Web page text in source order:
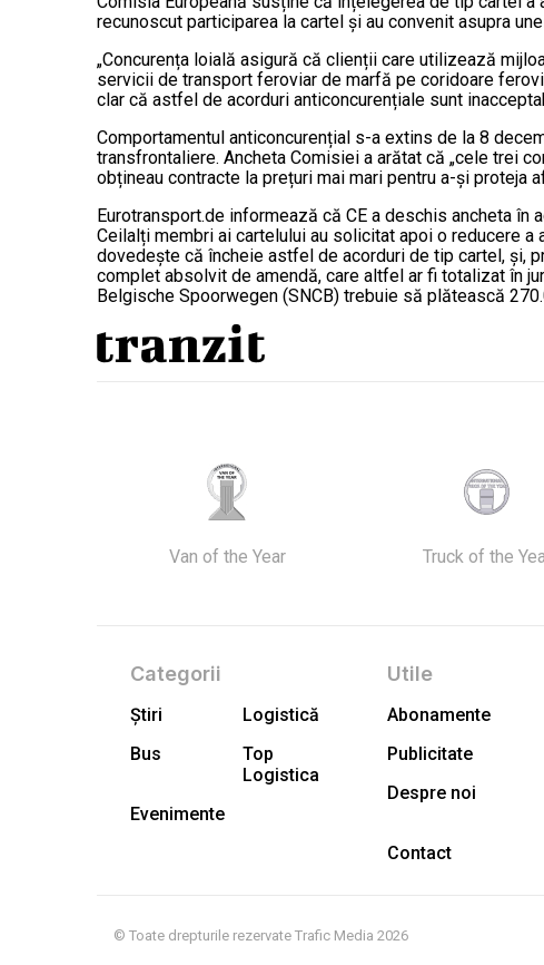
recunoscut participarea la cartel și au convenit asupra
„Concurența loială asigură că clienții care utilizează
servicii de transport feroviar de marfă pe coridoare
clar că astfel de acorduri anticoncurențiale sunt
Comportamentul anticoncurențial s-a extins de la 8
transfrontaliere. Ancheta Comisiei a arătat că „cele trei
obțineau contracte la prețuri mai mari pentru a-și proteja
Eurotransport.de informează că CE a deschis ancheta
Ceilalți membri ai cartelului au solicitat apoi o reducere a
dovedește că încheie astfel de acorduri de tip cartel, și,
complet absolvit de amendă, care altfel ar fi totalizat în
Belgische Spoorwegen (SNCB) trebuie să plătească
Van of the Year Truck of the
Categorii
Știri
Logistică
Bus
Top
Logistica
Evenimente
Utile
Abonamente
Publicitate
Despre noi
Contact
© Toate drepturile rezervate Trafic Media 2026